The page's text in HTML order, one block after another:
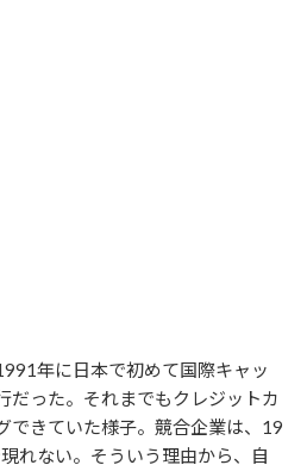
年に日本で初めて国際キャッ
だった。それまでもクレジットカ
できていた様子。競合企業は、19
れない。そういう理由から、自